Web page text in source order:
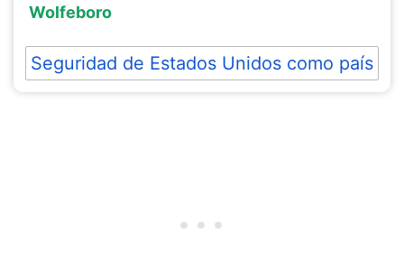
Wolfeboro
Seguridad de Estados Unidos como país